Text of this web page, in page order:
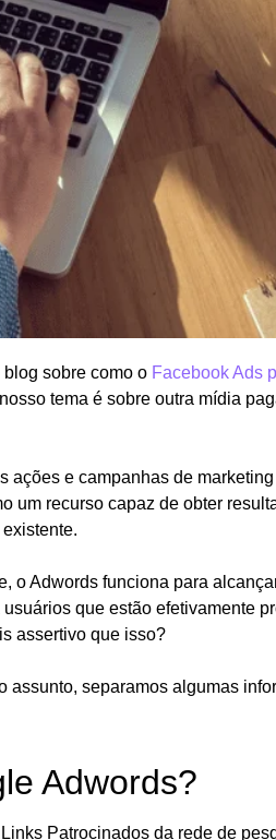
sobre como o Facebook Ads
tema é sobre outra mídia
ações e campanhas de
um recurso capaz de obter
o Adwords funciona para
que estão efetivamente
assertivo que isso?
assunto, separamos algumas
Adwords?
Patrocinados da rede de